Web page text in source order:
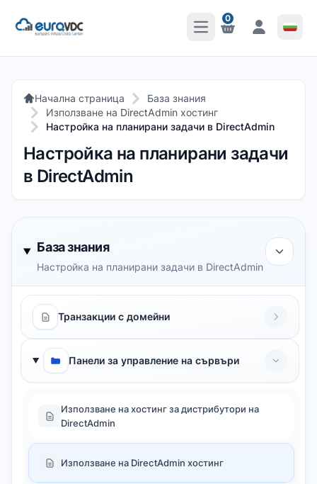
Отваряне на главното
Известия
0
Известия
Начална страница
База знания
Използване на DirectAdmin хостинг
Настройка на планирани задачи в DirectAdmin
Настройка на планирани задачи
в DirectAdmin
База знания
Настройка на планирани задачи в DirectAdmin
Транзакции с домейни
Панели за управление на сървъри
Използване на хостинг за дистрибутори на
DirectAdmin
Използване на DirectAdmin хостинг